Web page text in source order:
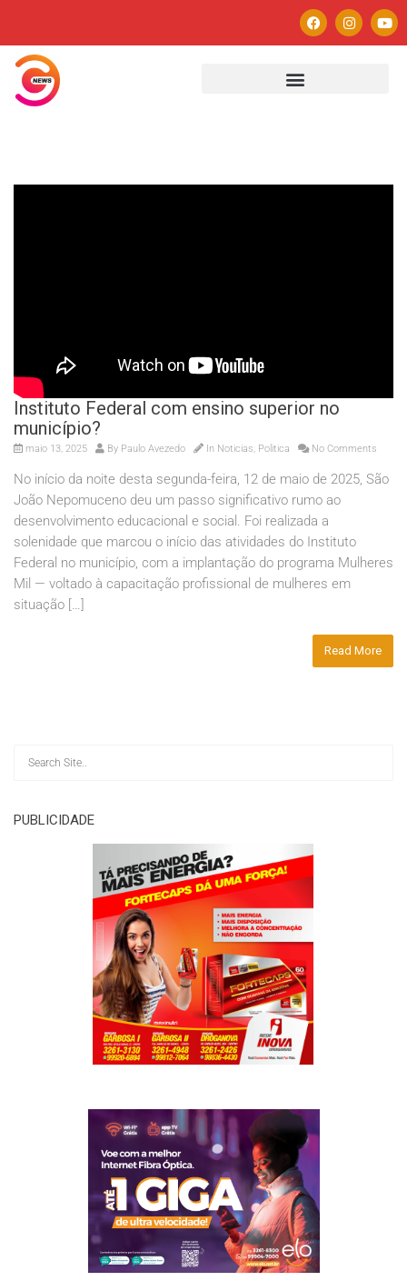
Instituto Federal com ensino superior no
município?
maio 13, 2025 By Paulo Avezedo In Noticias, Politica No Comments
No início da noite desta segunda-feira, 12 de maio de 2025, São
João Nepomuceno deu um passo significativo rumo ao
desenvolvimento educacional e social. Foi realizada a
solenidade que marcou o início das atividades do Instituto
Federal no município, com a implantação do programa Mulheres
Mil — voltado à capacitação profissional de mulheres em
situação […]
Read More
PUBLICIDADE